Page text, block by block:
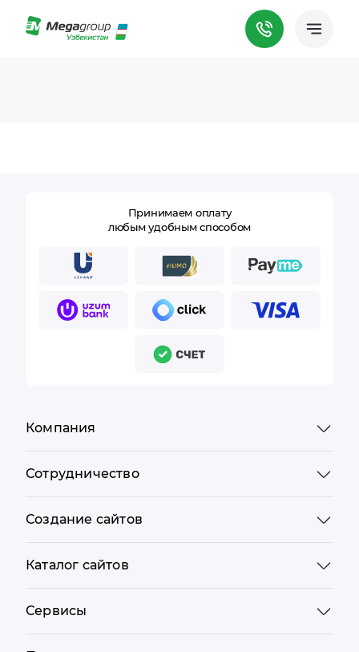
Принимаем оплату
любым удобным способом
Компания
Сотрудничество
Создание сайтов
Каталог сайтов
Сервисы